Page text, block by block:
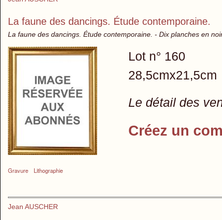
La faune des dancings. Étude contemporaine.
La faune des dancings. Étude contemporaine. - Dix planches en
Gravure Lithographie
Lot n° 160
28,5cmx21,5cm
Le détail des
Créez un
Jean AUSCHER